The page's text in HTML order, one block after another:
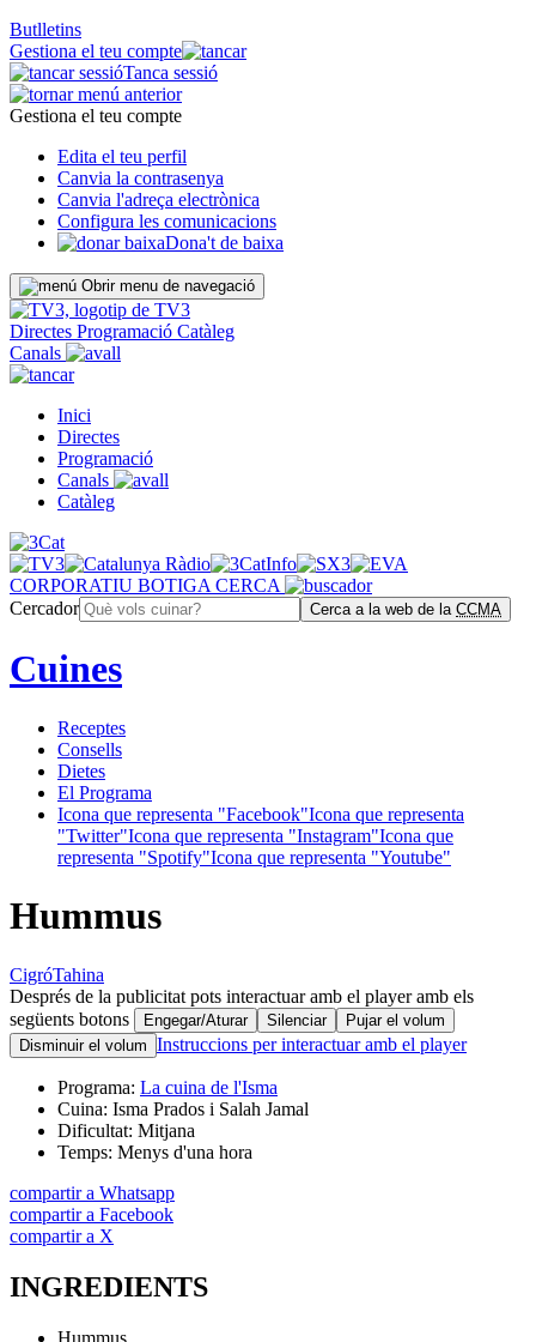
Butlletins
Gestiona el teu compte
Tanca sessió
Gestiona el teu compte
Edita el teu perfil
Canvia la contrasenya
Canvia l'adreça electrònica
Configura les comunicacions
Dona't de baixa
Obrir menu de navegació
Directes Programació Catàleg
Canals
Inici
Directes
Programació
Canals
Catàleg
CORPORATIU BOTIGA CERCA
Cercador
Cerca a la web de la CCMA
Cuines
Receptes
Consells
Dietes
El Programa
Icona que representa "Facebook"Icona que representa
"Twitter"Icona que representa "Instagram"Icona que
representa "Spotify"Icona que representa "Youtube"
Hummus
CigróTahina
Després de la publicitat pots interactuar amb el player amb els
següents botons
Engegar/Aturar Silenciar
Pujar el volum
Disminuir el volum Instruccions per interactuar amb el player
Programa: La cuina de l'Isma
Cuina: Isma Prados i Salah Jamal
Dificultat: Mitjana
Temps: Menys d'una hora
compartir a Whatsapp
compartir a Facebook
compartir a X
INGREDIENTS
Hummus